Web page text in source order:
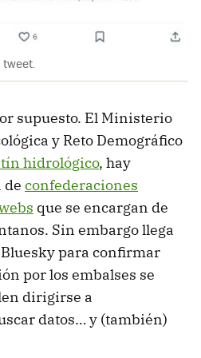
supuesto. El Ministerio
y Reto Demográfico
hidrológico, hay
confederaciones
que se encargan de
Sin embargo llega
para confirmar
por los embalses se
dirigirse a
datos… y (también)